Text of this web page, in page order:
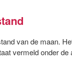
van de maan.
vermeld onder de